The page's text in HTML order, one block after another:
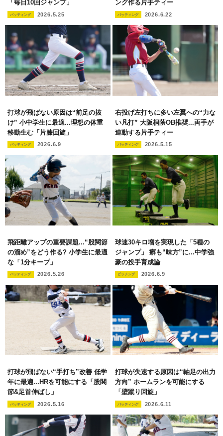
「毎日10回ジャンプ」
バッティング 2026.5.25
ング作る片手ティー
バッティング 2026.6.22
打球が飛ばない原因は“前足の抜
け” 小中学生に最適...理想の体重
移動生む「片膝回旋」
バッティング 2026.6.9
右投げ左打ちに多い左翼への“力な
い凡打” 大阪桐蔭OB推奨...両手が
連動する片手ティー
バッティング 2026.5.15
飛距離アップの重要課題...“股関節
の溜め”をどう作る? 小学生に最適
な「1分キープ」
バッティング 2026.5.26
球速30キロ増を実現した「5種の
ジャンプ」 癖も“味方”に...中学強
豪の投手育成論
ピッチング 2026.6.9
打球が飛ばない“手打ち”改善 低学
年に最適...HRを可能にする「股関
節&足首伸ばし」
バッティング 2026.5.16
打球が失速する原因は“軸足の出力
方向” ホームランを可能にする
「壁蹴り回旋」
バッティング 2026.6.11